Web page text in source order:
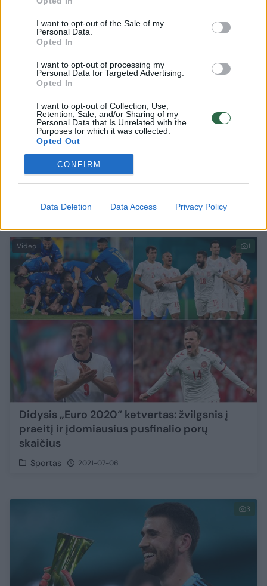
I want to opt-out of the Sale of my
Personal Data.
Opted In
I want to opt-out of processing my
Personal Data for Targeted Advertising.
Opted In
I want to opt-out of Collection, Use,
Retention, Sale, and/or Sharing of my
Personal Data that Is Unrelated with the
Purposes for which it was collected.
Opted Out
CONFIRM
Data Deletion Data Access Privacy Policy
„Euro 2020“ pusfinalis virto baudinių drama:
nervų kare pranašesnė buvo ir į finalą žengė
2021-07-06
Video 1
Didysis „Euro 2020“ ketvertas: žvilgsnis į
praeitį ir įdomiausius pusfinalio porų
skaičius
Sportas 2021-07-06
3